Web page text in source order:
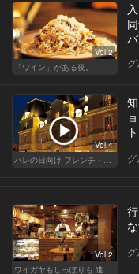
Vol.2
「ワイン」がある夜。
グ
Vol.4
ハレの日向け フレンチ・高級店
グ
Vol.2
ワイガヤもしっぽりも 進化する大人の酒場スタイル
グ